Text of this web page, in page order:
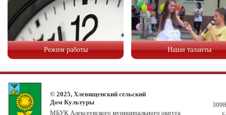
Режим работы Наши таланты
© 2025, Хлевищенский сельский
Дом Культуры
МБУК Алексеевского муниципального округа